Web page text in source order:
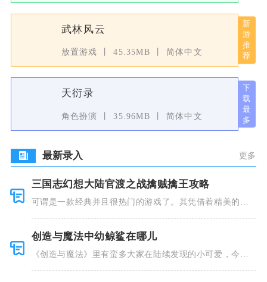
武林风云
放置游戏 45.35MB 简体中文
天衍录
角色扮演 35.96MB 简体中文
最新录入 更多
三国志幻想大陆官渡之战擒贼擒王攻略
可谓是一款经典并且很热门的游戏了。其凭借着精美的画
创造与魔法中幼鲸鲨在哪儿
《创造与魔法》里有蛮多大家在陆续发现的小可爱，今天